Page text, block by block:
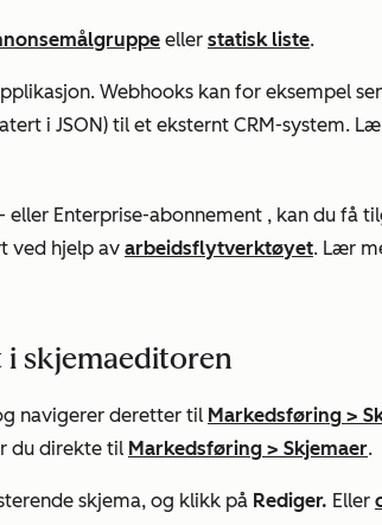
eller statisk liste.
Webhooks kan for eksempel
i JSON) til et eksternt CRM-system.
eller Enterprise-abonnement , kan du få
ved hjelp av arbeidsflytverktøyet. Lær
skjemaeditoren
navigerer deretter til Markedsføring >
du direkte til Markedsføring > Skjemaer.
skjema, og klikk på Rediger. Eller